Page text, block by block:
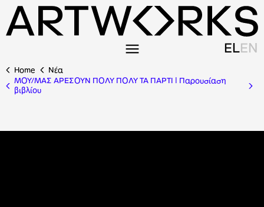
ELEN
Home
Nέα
ΜΟΥ/ΜΑΣ ΑΡΕΣΟΥΝ ΠΟΛΥ ΠΟΛΥ ΤΑ ΠΑΡΤΙ | Παρουσίαση
βιβλίου